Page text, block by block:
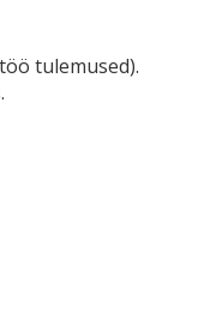
tulemused).